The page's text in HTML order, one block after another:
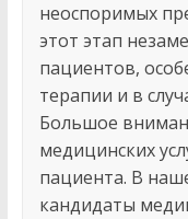
неоспоримых
этот этап
пациентов,
терапии и в
Большое
медицинских
пациента. В
кандидаты